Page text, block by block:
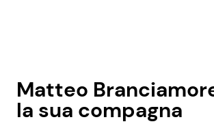
Matteo
la sua compagna